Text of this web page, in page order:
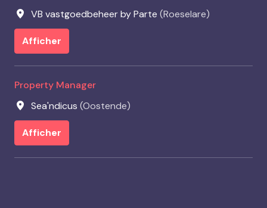
VB vastgoedbeheer by Parte (Roeselare)
Afficher
Property Manager
Sea'ndicus (Oostende)
Afficher